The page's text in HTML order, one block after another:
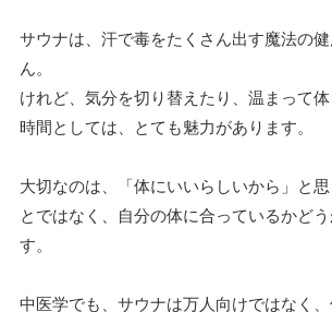
サウナは、汗で毒をたくさん出す魔法の
ん。
けれど、気分を切り替えたり、温まって
時間としては、とても魅力があります。
大切なのは、「体にいいらしいから」と
とではなく、自分の体に合っているかど
す。
中医学でも、サウナは万人向けではなく